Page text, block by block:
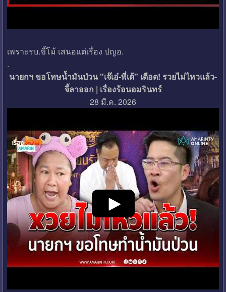
เพราะรบ.ขี้โม้ เสนอแต่เรื่อง ปญอ.
.
นายกฯ ขอโทษน้ำมันป่วน "เจ๊เอ๋-พี่เต้" เดือด! รวยไม่ไหวแล้ว-
จี้ลาออก | เรื่องร้อนอมรินทร์
28 มี.ค. 2026